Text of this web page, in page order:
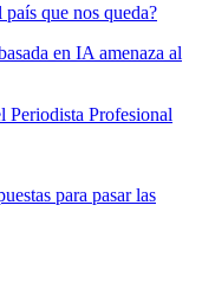
que nos queda?
en IA amenaza al
Periodista Profesional
para pasar las